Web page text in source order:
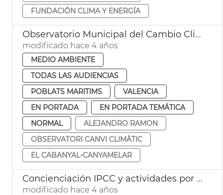
FUNDACIÓN CLIMA Y ENERGÍA
Observatorio Municipal del Cambio Climático
modificado hace 4 años
MEDIO AMBIENTE
TODAS LAS AUDIENCIAS
POBLATS MARITIMS
VALENCIA
EN PORTADA
EN PORTADA TEMÁTICA
NORMAL
ALEJANDRO RAMON
OBSERVATORI CANVI CLIMÀTIC
EL CABANYAL-CANYAMELAR
Concienciación IPCC y actividades por el clima
modificado hace 4 años